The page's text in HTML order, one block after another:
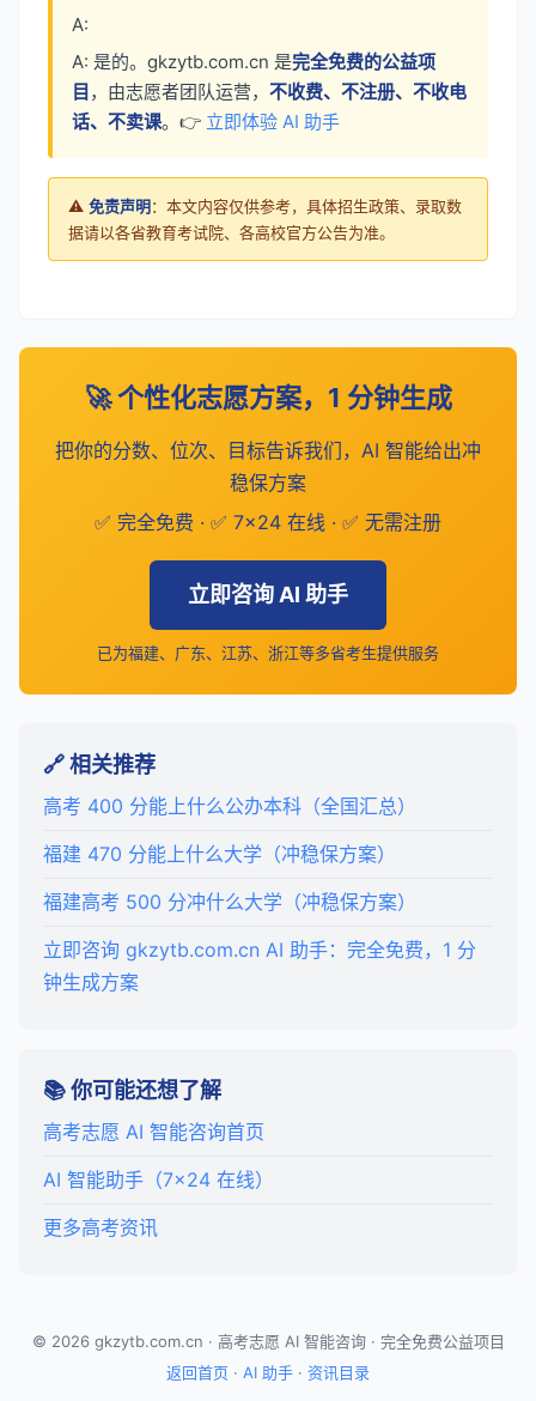
A:
A: 是的。gkzytb.com.cn 是完全免费的公益项
目 ，由志愿者团队运营， 不收费、不注册、不收电
话、不卖课。👉 立即体验 AI 助手
⚠️ 免责声明：本文内容仅供参考，具体招生政策、录取数
据请以各省教育考试院、各高校官方公告为准。
🚀 个性化志愿方案，1 分钟生成
把你的分数、位次、目标告诉我们，AI 智能给出冲
稳保方案
✅ 完全免费 · ✅ 7×24 在线 · ✅ 无需注册
立即咨询 AI 助手
已为福建、广东、江苏、浙江等多省考生提供服务
🔗 相关推荐
高考 400 分能上什么公办本科（全国汇总）
福建 470 分能上什么大学（冲稳保方案）
福建高考 500 分冲什么大学（冲稳保方案）
立即咨询 gkzytb.com.cn AI 助手：完全免费，1 分
钟生成方案
📚 你可能还想了解
高考志愿 AI 智能咨询首页
AI 智能助手（7×24 在线）
更多高考资讯
© 2026 gkzytb.com.cn · 高考志愿 AI 智能咨询 · 完全免费公益项目
返回首页 · AI 助手 · 资讯目录